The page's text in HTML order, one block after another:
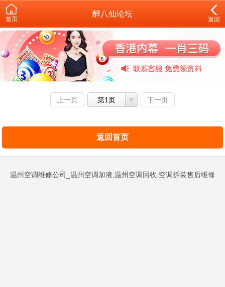
首页
醉八仙论坛
返回
上一页 第1页 下一页
返回首页
温州空调维修公司_温州空调加液,温州空调回收,空调拆装售后维修